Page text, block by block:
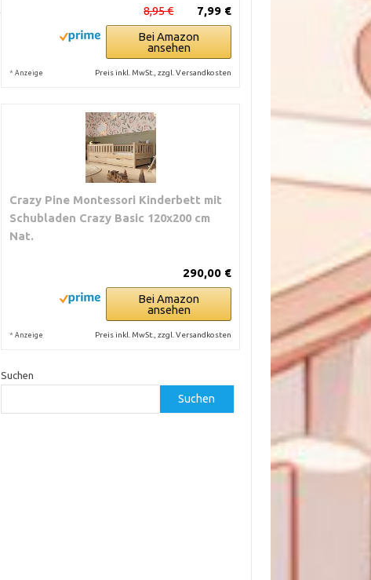
7,99 €
8,95 €
Bei Amazon
ansehen
* Anzeige Preis inkl. MwSt., zzgl. Versandkosten
Crazy Pine Montessori Kinderbett mit
Schubladen Crazy Basic 120x200 cm
Nat.
290,00 €
Bei Amazon
ansehen
* Anzeige Preis inkl. MwSt., zzgl. Versandkosten
Suchen
Suchen